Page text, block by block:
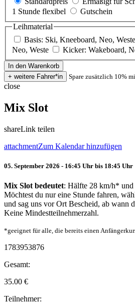
1 Stunde flexibel
Gutschein
Leihmaterial
Basis: Ski, Kneeboard, Neo, Weste
Neo, Weste
Kicker: Wakeboard,
Spare zusätzlich 10%
close
Mix Slot
shareLink teilen
attachmentZum Kalendar hinzufügen
05. September 2026 - 16:45 Uhr bis 18:45 Uhr
Mix Slot bedeutet: Hälfte 28 km/h*
Möchtest du nur eine Stunde fahren,
und sag uns vor Ort Bescheid, ab wann
Keine Mindestteilnehmerzahl.
*geeignet für alle, die bereits einen
1783953876
Gesamt:
35.00 €
Teilnehmer: